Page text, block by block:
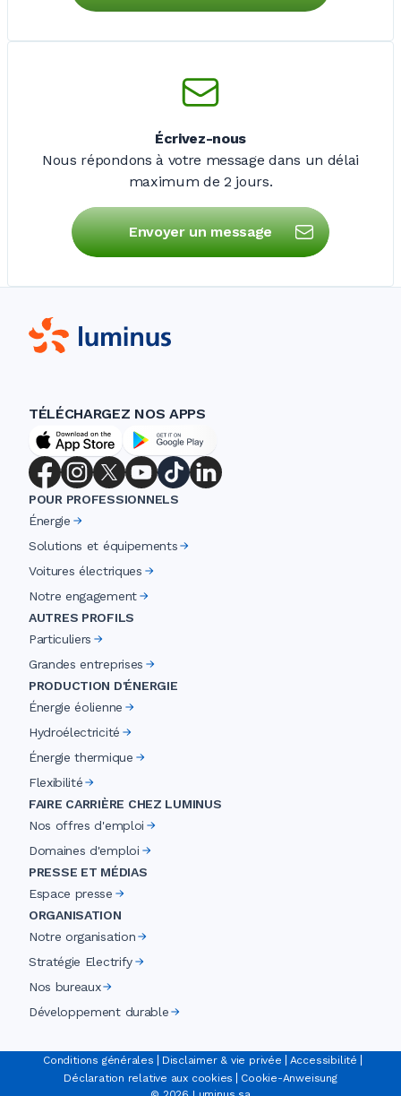
Écrivez-nous
Nous répondons à votre message dans un délai
maximum de2 jours.
Envoyer un message
TÉLÉCHARGEZ NOS APPS
POUR PROFESSIONNELS
Énergie
Solutions et équipements
Voitures électriques
Notre engagement
AUTRES PROFILS
Particuliers
Grandes entreprises
PRODUCTION D'ÉNERGIE
Énergie éolienne
Hydroélectricité
Énergie thermique
Flexibilité
FAIRE CARRIÈRE CHEZ LUMINUS
Nos offres d'emploi
Domaines d'emploi
PRESSE ET MÉDIAS
Espace presse
ORGANISATION
Notre organisation
Stratégie Electrify
Nos bureaux
Développement durable
Conditions générales Disclaimer & vie privée
Accessibilité
Déclaration relative aux cookies
Cookie-Anweisung